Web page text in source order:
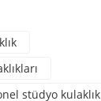
stüdyo kulaklık